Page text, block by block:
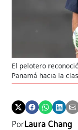
El pelotero
Panamá hacia la
PorLaura Chang